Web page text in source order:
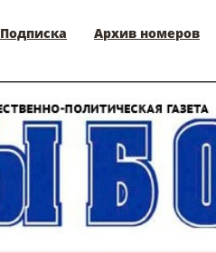
Подписка Архив номеров